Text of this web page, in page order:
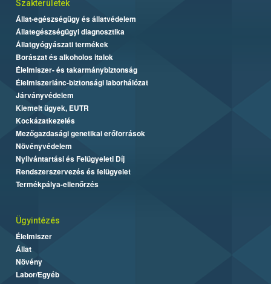
Szakterületek
Állat-egészségügy és állatvédelem
Állategészségügyi diagnosztika
Állatgyógyászati termékek
Borászat és alkoholos italok
Élelmiszer- és takarmánybiztonság
Élelmiszerlánc-biztonsági laborhálózat
Járványvédelem
Kiemelt ügyek, EUTR
Kockázatkezelés
Mezőgazdasági genetikai erőforrások
Növényvédelem
Nyilvántartási és Felügyeleti Díj
Rendszerszervezés és felügyelet
Termékpálya-ellenőrzés
Ügyintézés
Élelmiszer
Állat
Növény
Labor/Egyéb